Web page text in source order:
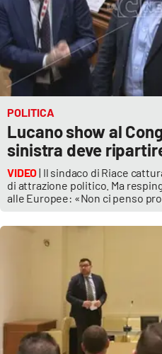
POLITICA
Lucano show al
sinistra deve
VIDEO| Il sindaco di Riace
di attrazione politico. Ma
alle Europee: «Non ci penso